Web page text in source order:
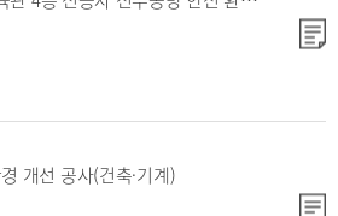
개선 공사(건축·기계)